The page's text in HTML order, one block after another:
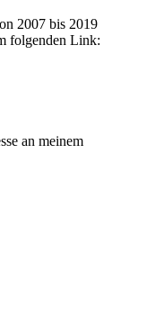
2007 bis 2019
folgenden Link:
an meinem